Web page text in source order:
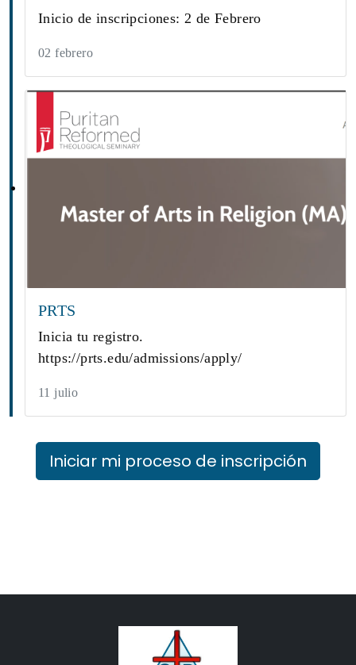
Inicio de inscripciones: 2 de Febrero
02 febrero
PRTS
Inicia tu registro.
https://prts.edu/admissions/apply/
11 julio
Iniciar mi proceso de inscripción